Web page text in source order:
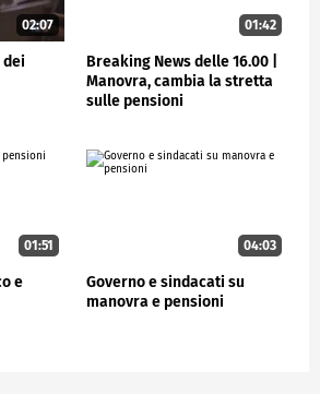
02:07
dei
01:42
Breaking News delle 16.00 |
Manovra, cambia la stretta
sulle pensioni
01:51
e
04:03
Governo e sindacati su
manovra e pensioni